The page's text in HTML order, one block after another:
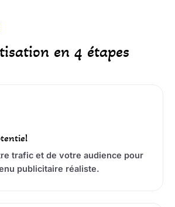
en 4 étapes
trafic et de votre audience pour
publicitaire réaliste.